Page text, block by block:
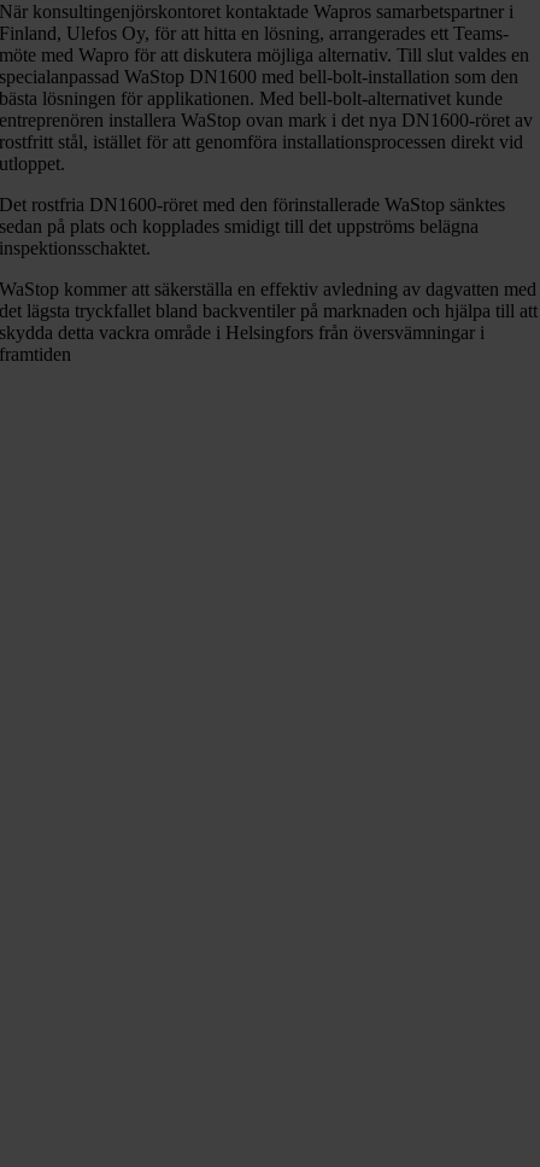
När konsultingenjörskontoret kontaktade Wapros samarbetspartner i
Finland, Ulefos Oy, för att hitta en lösning, arrangerades ett Teams-
möte med Wapro för att diskutera möjliga alternativ. Till slut valdes en
specialanpassad WaStop DN1600 med bell-bolt-installation som den
bästa lösningen för applikationen. Med bell-bolt-alternativet kunde
entreprenören installera WaStop ovan mark i det nya DN1600-röret av
rostfritt stål, istället för att genomföra installationsprocessen direkt vid
utloppet.
Det rostfria DN1600-röret med den förinstallerade WaStop sänktes
sedan på plats och kopplades smidigt till det uppströms belägna
inspektionsschaktet.
WaStop kommer att säkerställa en effektiv avledning av dagvatten med
det lägsta tryckfallet bland backventiler på marknaden och hjälpa till att
skydda detta vackra område i Helsingfors från översvämningar i
framtiden